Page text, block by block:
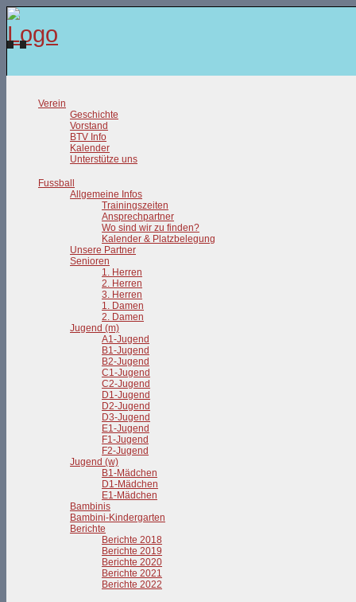
Verein
Geschichte
Vorstand
BTV Info
Kalender
Unterstütze uns
Fussball
Allgemeine Infos
Trainingszeiten
Ansprechpartner
Wo sind wir zu finden?
Kalender & Platzbelegung
Unsere Partner
Senioren
1. Herren
2. Herren
3. Herren
1. Damen
2. Damen
Jugend (m)
A1-Jugend
B1-Jugend
B2-Jugend
C1-Jugend
C2-Jugend
D1-Jugend
D2-Jugend
D3-Jugend
E1-Jugend
F1-Jugend
F2-Jugend
Jugend (w)
B1-Mädchen
D1-Mädchen
E1-Mädchen
Bambinis
Bambini-Kindergarten
Berichte
Berichte 2018
Berichte 2019
Berichte 2020
Berichte 2021
Berichte 2022